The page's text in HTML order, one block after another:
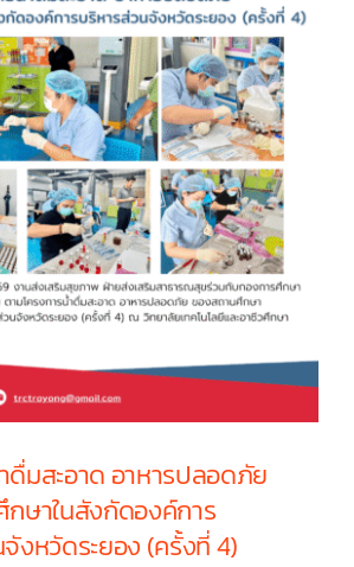
ยบัตร
ดื่มสะอาด อาหารปลอดภัย
ษาในสังกัดองค์การ
งหวัดระยอง (ครั้งที่ 4)